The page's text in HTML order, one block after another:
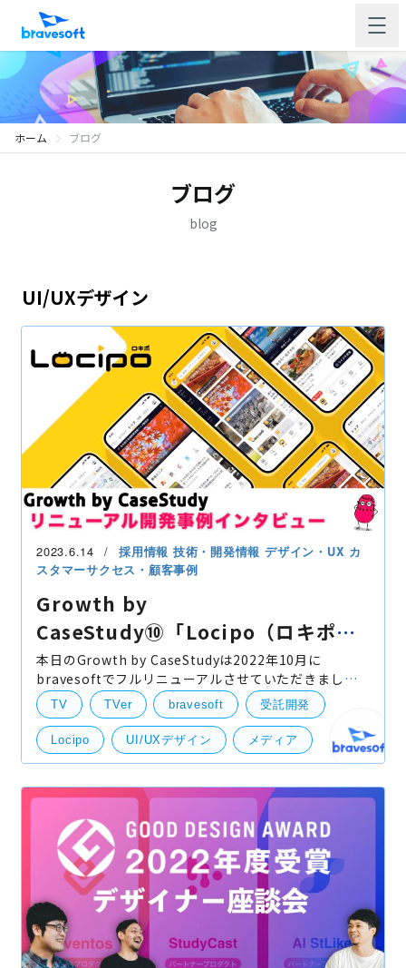
ホーム ブログ
ブログ
blog
UI/UXデザイン
2023.6.14 採用情報 技術・開発情報デザイン・UX カ
スタマーサクセス・顧客事例
Growth by
CaseStudy⑩「Locipo（ロキポ）
開発事例インタビュー」
本日のGrowth by CaseStudyは2022年10月に
bravesoftでフルリニューアルさせていただきまし
た、名古屋市に本社を置く民放４局（東海テレビ様・
中京テレビ様・ＣＢＣテレビ様・テレビ愛知様）が共
同で運営する動画配信
TV TVer bravesoft 受託開発
Locipo UI/UXデザイン メディア